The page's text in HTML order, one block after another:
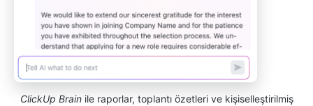
ClickUp Brainile raporlar, toplantı özetleri ve kişiselleştirilmiş